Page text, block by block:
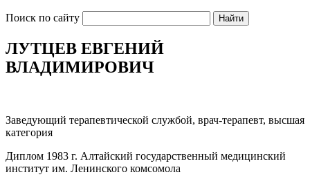
Поиск по сайту
ЛУТЦЕВ ЕВГЕНИЙ
ВЛАДИМИРОВИЧ
Заведующий терапевтической службой, врач-терапевт, высшая
категория
Диплом 1983 г. Алтайский государственный медицинский
институт им. Ленинского комсомола